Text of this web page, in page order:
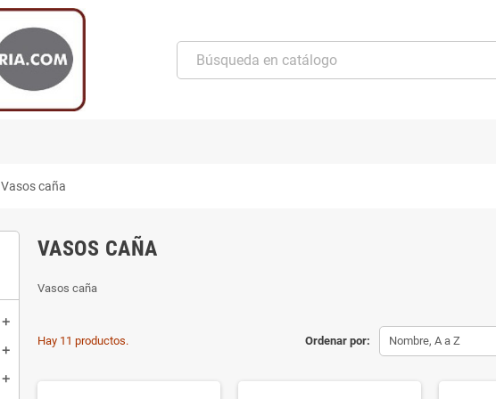
Vasos caña
add
add
add
VASOS CAÑA
Vasos caña
Ordenar por: Nombre, A a Z
Hay 11 productos.